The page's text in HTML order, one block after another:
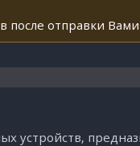
после отправки
устройств,